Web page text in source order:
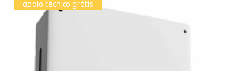
apoio técnico grátis